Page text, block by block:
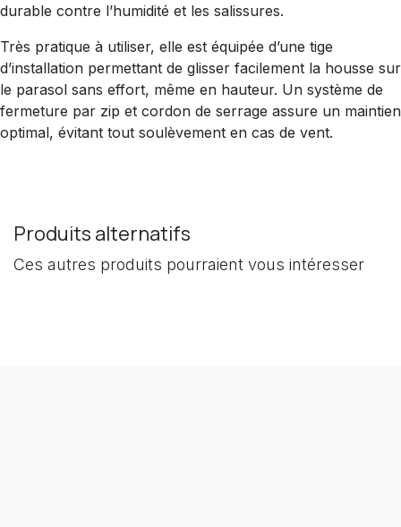
durable contre l’humidité et les salissures.
Très pratique à utiliser, elle est équipée d’une tige
d’installation permettant de glisser facilement la housse sur
le parasol sans effort, même en hauteur. Un système de
fermeture par zip et cordon de serrage assure un maintien
optimal, évitant tout soulèvement en cas de vent.
Produits alternatifs
Ces autres produits pourraient vous intéresser